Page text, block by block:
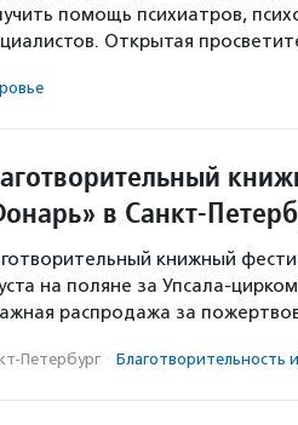
помощь психиатров,
Открытая
в Санкт-
книжный
на поляне за Упсала-
распродажа за
Петербург · Благотвори­тель­ность